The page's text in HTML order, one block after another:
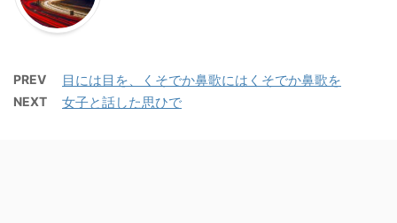
PREV 目には目を、くそでか鼻歌にはくそでか鼻歌を
NEXT 女子と話した思ひで